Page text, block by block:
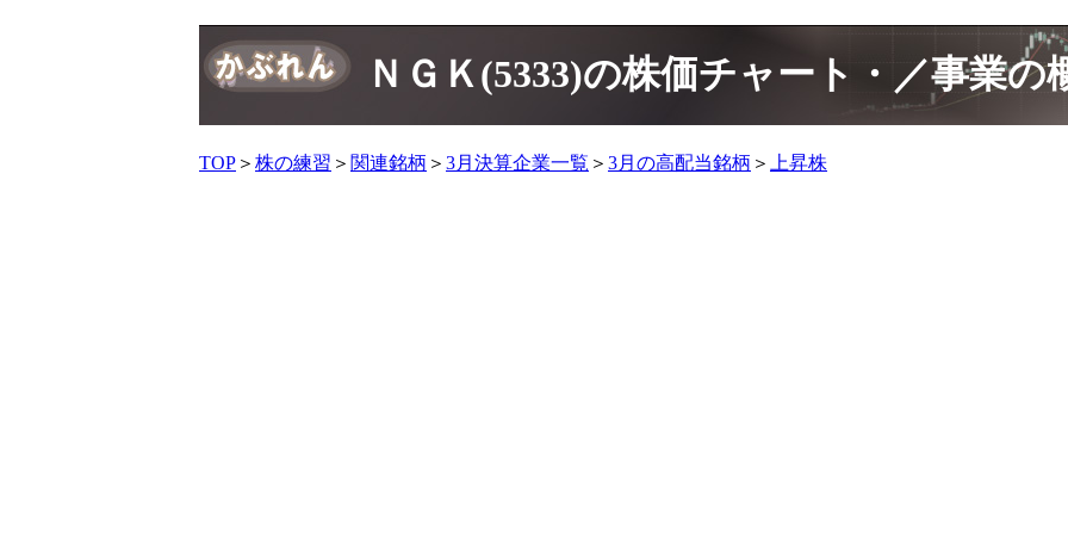
ＮＧＫ(5333)の株価チャート・／事業の
TOP ＞ 株の練習 ＞ 関連銘柄 ＞ 3月決算企業一覧 ＞ 3月の高配当銘柄 ＞ 上昇株